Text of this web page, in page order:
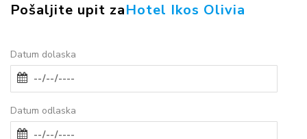
Pošaljite upit zaHotel Ikos Olivia
Datum dolaska
Datum odlaska